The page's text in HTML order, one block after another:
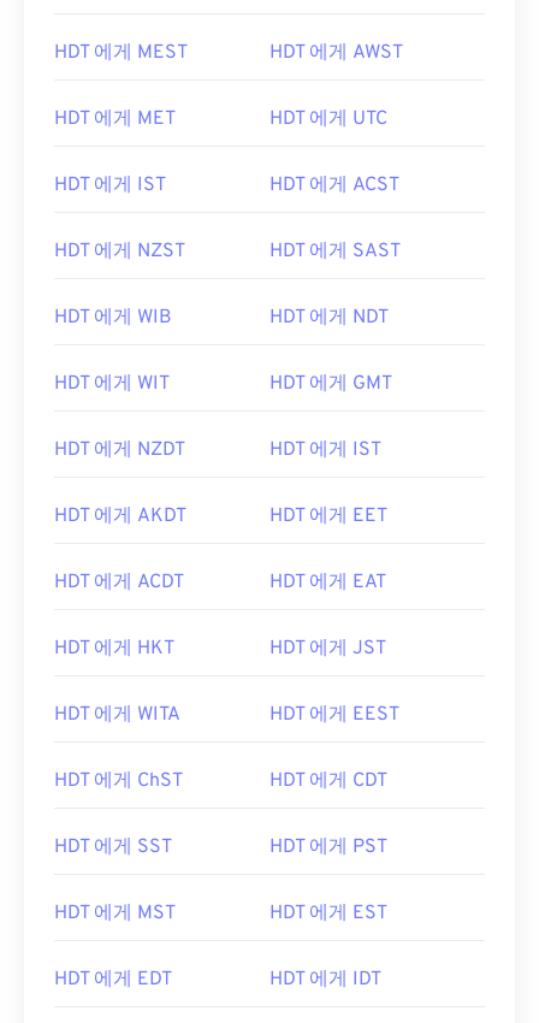
HDT 에게 MEST HDT 에게 AWST
HDT 에게 MET HDT 에게 UTC
HDT 에게 IST HDT 에게 ACST
HDT 에게 NZST HDT 에게 SAST
HDT 에게 WIB HDT 에게 NDT
HDT 에게 WIT HDT 에게 GMT
HDT 에게 NZDT HDT 에게 IST
HDT 에게 AKDT HDT 에게 EET
HDT 에게 ACDT HDT 에게 EAT
HDT 에게 HKT HDT 에게 JST
HDT 에게 WITA HDT 에게 EEST
HDT 에게 ChST HDT 에게 CDT
HDT 에게 SST HDT 에게 PST
HDT 에게 MST HDT 에게 EST
HDT 에게 EDT HDT 에게 IDT